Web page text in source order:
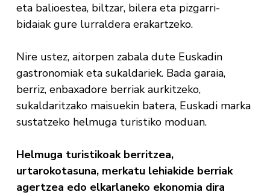
eta balioestea, biltzar, bilera eta pizgarri-
bidaiak gure lurraldera erakartzeko.
Nire ustez, aitorpen zabala dute Euskadin
gastronomiak eta sukaldariek. Bada garaia,
berriz, enbaxadore berriak aurkitzeko,
sukaldaritzako maisuekin batera, Euskadi marka
sustatzeko helmuga turistiko moduan.
Helmuga turistikoak berritzea,
urtarokotasuna, merkatu lehiakide berriak
agertzea edo elkarlaneko ekonomia dira